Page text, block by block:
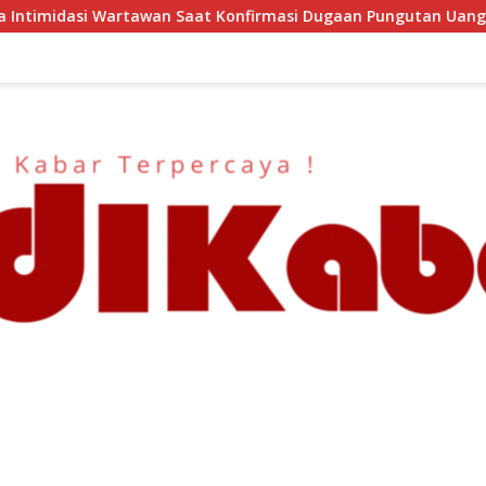
Konfirmasi Dugaan Pungutan Uang Gedung, Anggota Komite